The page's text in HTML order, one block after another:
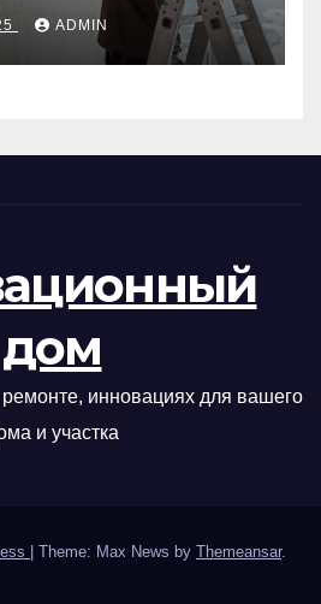
ADMIN
дом
ремонте, инновациях для вашего
и участка
Theme: Max News by Themeansar.